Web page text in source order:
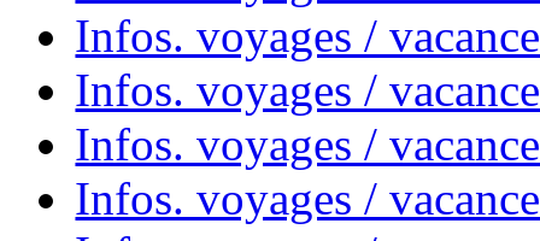
Infos. voyages /
Infos. voyages /
Infos. voyages /
Infos. voyages /